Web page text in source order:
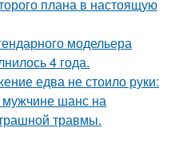
плана в настоящую
модельера
4 года.
едва не стоило руки:
мужчине шанс на
травмы.